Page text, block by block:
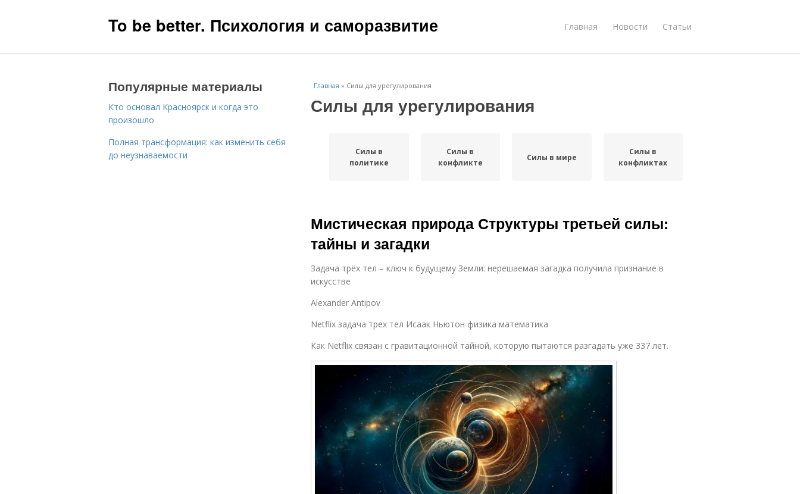
To be better. Психология и саморазвитие Главная Новости Статьи
Главная » Силы для урегулирования
Силы для урегулирования
Силы в
политике
Силы в
конфликте
Силы в мире
Силы в
конфликтах
Мистическая природа Структуры третьей силы:
тайны и загадки
Задача трёх тел – ключ к будущему Земли: нерешаемая загадка получила признание в
искусстве
Alexander Antipov
Netflix задача трех тел Исаак Ньютон физика математика
Как Netflix связан с гравитационной тайной, которую пытаются разгадать уже 337 лет.
Популярные материалы
Кто основал Красноярск и когда это
произошло
Полная трансформация: как изменить себя
до неузнаваемости